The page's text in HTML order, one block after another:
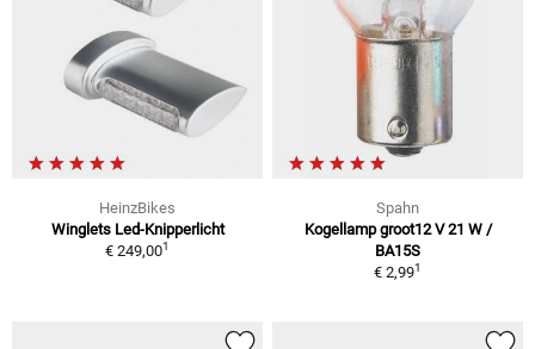
HeinzBikes
Winglets Led-Knipperlicht
€ 249,001
Spahn
Kogellamp groot12 V 21 W /
BA15S
€ 2,991